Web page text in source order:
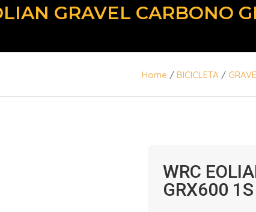
GRAVEL CARBONO
Home / BICICLETA /
WRC
GRX600 1S